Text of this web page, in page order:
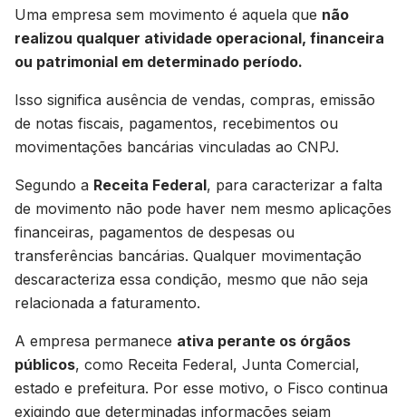
Uma empresa sem movimento é aquela que não
realizou qualquer atividade operacional, financeira
ou patrimonial em determinado período.
Isso significa ausência de vendas, compras, emissão
de notas fiscais, pagamentos, recebimentos ou
movimentações bancárias vinculadas ao CNPJ.
Segundo a Receita Federal, para caracterizar a falta
de movimento não pode haver nem mesmo aplicações
financeiras, pagamentos de despesas ou
transferências bancárias. Qualquer movimentação
descaracteriza essa condição, mesmo que não seja
relacionada a faturamento.
A empresa permanece ativa perante os órgãos
públicos, como Receita Federal, Junta Comercial,
estado e prefeitura. Por esse motivo, o Fisco continua
exigindo que determinadas informações sejam